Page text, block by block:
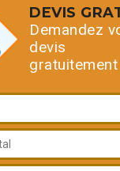
DEVIS
Demandez
devis
gratuitement